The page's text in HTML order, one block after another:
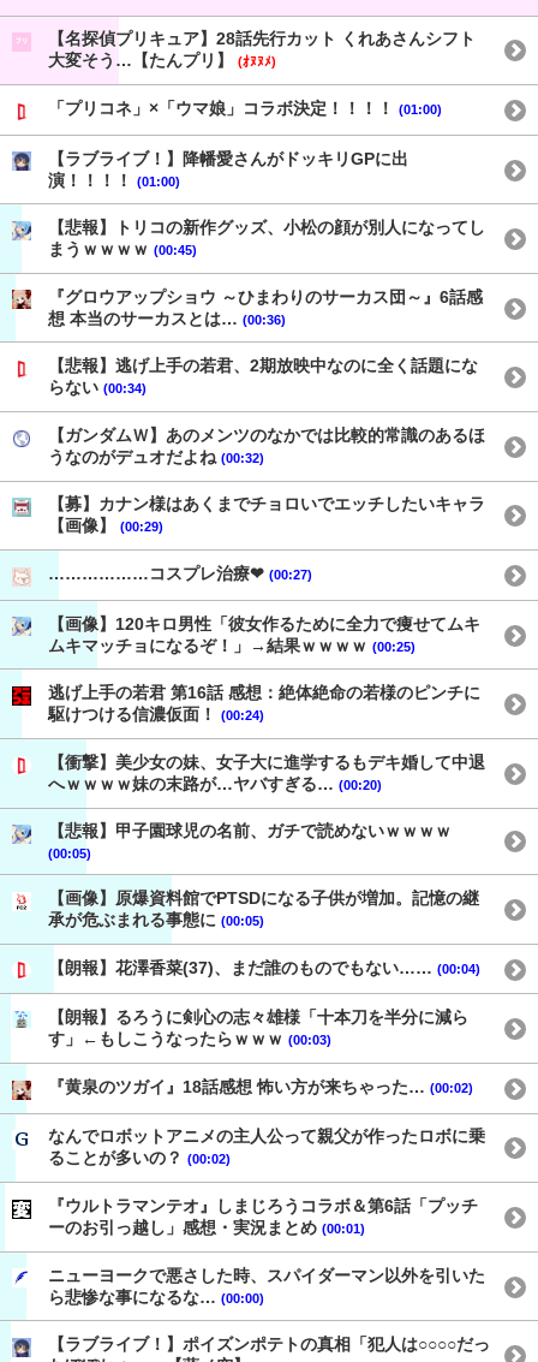
【名探偵プリキュア】28話先行カット くれあさんシフト
大変そう…【たんプリ】
(ｵﾇﾇﾒ)
「プリコネ」×「ウマ娘」コラボ決定！！！！ (01:00)
【ラブライブ！】降幡愛さんがドッキリGPに出
演！！！！
(01:00)
【悲報】トリコの新作グッズ、小松の顔が別人になってし
まうｗｗｗｗ (00:45)
『グロウアップショウ ～ひまわりのサーカス団～』6話感
想 本当のサーカスとは… (00:36)
【悲報】逃げ上手の若君、2期放映中なのに全く話題にな
らない (00:34)
【ガンダムＷ】あのメンツのなかでは比較的常識のあるほ
うなのがデュオだよね (00:32)
【募】カナン様はあくまでチョロいでエッチしたいキャラ
【画像】
(00:29)
………………コスプレ治療❤ (00:27)
【画像】120キロ男性「彼女作るために全力で痩せてムキ
ムキマッチョになるぞ！」→結果ｗｗｗｗ (00:25)
逃げ上手の若君 第16話 感想：絶体絶命の若様のピンチに
駆けつける信濃仮面！
(00:24)
【衝撃】美少女の妹、女子大に進学するもデキ婚して中退
へｗｗｗｗ妹の末路が…ヤバすぎる… (00:20)
【悲報】甲子園球児の名前、ガチで読めないｗｗｗｗ
(00:05)
【画像】原爆資料館でPTSDになる子供が増加。記憶の継
承が危ぶまれる事態に (00:05)
【朗報】花澤香菜(37)、まだ誰のものでもない…… (00:04)
【朗報】るろうに剣心の志々雄様「十本刀を半分に減ら
す」←もしこうなったらｗｗｗ (00:03)
『黄泉のツガイ』18話感想 怖い方が来ちゃった… (00:02)
なんでロボットアニメの主人公って親父が作ったロボに乗
ることが多いの？ (00:02)
『ウルトラマンテオ』しまじろうコラボ＆第6話「プッチ
ーのお引っ越し」感想・実況まとめ (00:01)
ニューヨークで悪さした時、スパイダーマン以外を引いた
ら悲惨な事になるな… (00:00)
【ラブライブ！】ポイズンポテトの真相「犯人は○○○○だっ